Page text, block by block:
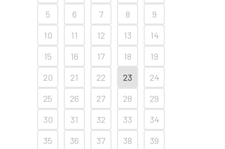
5
6 7 8
9
10
11 12 13
14
15
16 17 18
19
20
21 22 23
24
25
26 27 28
29
30
31 32 33
34
35
36 37 38
39